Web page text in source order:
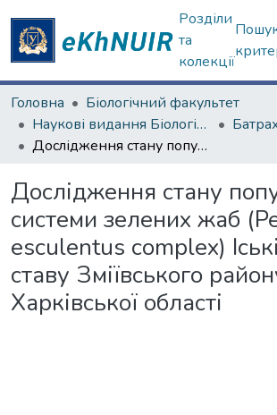
Розділи
та
колекції
Головна
Біологічний факультет
Наукові видання Біологічний факультет
Дослідження стану популяційної системи зелених жаб (Pelophylax esculentus сomplex) Іськівого ставу Зміївського району Харківської області
Дослідження стану
системи зелених жаб
esculentus сomplex)
ставу Зміївського
Харківської області